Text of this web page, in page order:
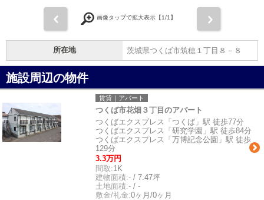
画像タップで拡大表示【1/1】
所在地 茨城県つくば市筑穂１丁目８－８
施設周辺の物件
賃貸｜アパート
つくば市花畑３丁目のアパート
つくばエクスプレス「つくば」駅 徒歩77分
つくばエクスプレス「研究学園」駅 徒歩84分
つくばエクスプレス「万博記念公園」駅 徒歩
129分
3.3万円
間取:1K
建物面積:- / 7.47坪
土地面積:- / -
敷金/礼金:0ヶ月/0ヶ月